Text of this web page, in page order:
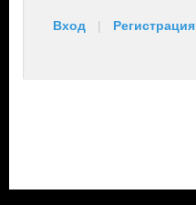
Вход | Регистрация